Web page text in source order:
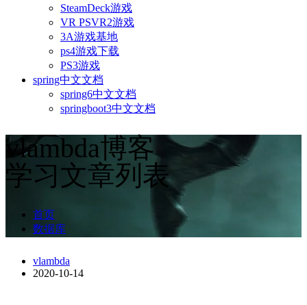
SteamDeck游戏
VR PSVR2游戏
3A游戏基地
ps4游戏下载
PS3游戏
spring中文文档
spring6中文文档
springboot3中文文档
vlambda博客
学习文章列表
首页
数据库
vlambda
2020-10-14